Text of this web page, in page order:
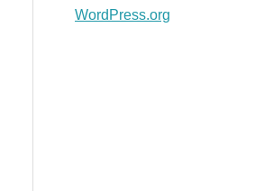
WordPress.org